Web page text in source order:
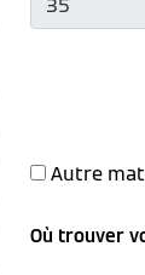
Autre
Où trouver